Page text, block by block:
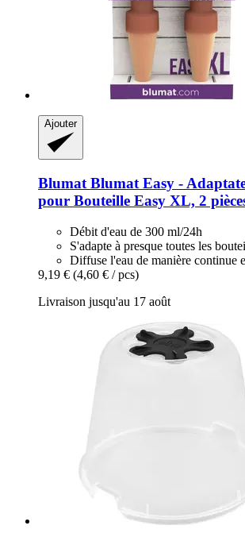
Ajouter
Blumat Blumat Easy -​
pour Bouteille Easy XL, 2
Débit d'eau de 300 ml/24h
S'adapte à presque toutes les
Diffuse l'eau de manière continue
9,19 € (4,60 € / pcs)
Livraison jusqu'au 17 août